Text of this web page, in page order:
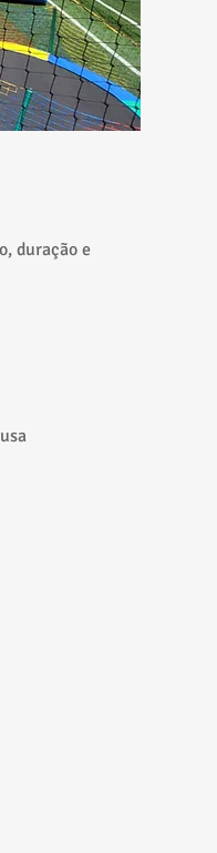
duração e